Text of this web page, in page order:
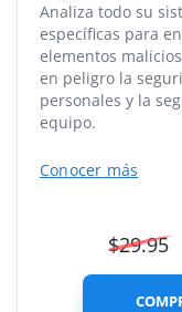
Analiza todo su
específicas para
elementos
en peligro la
personales y la
equipo.
Conocer más
$29.95